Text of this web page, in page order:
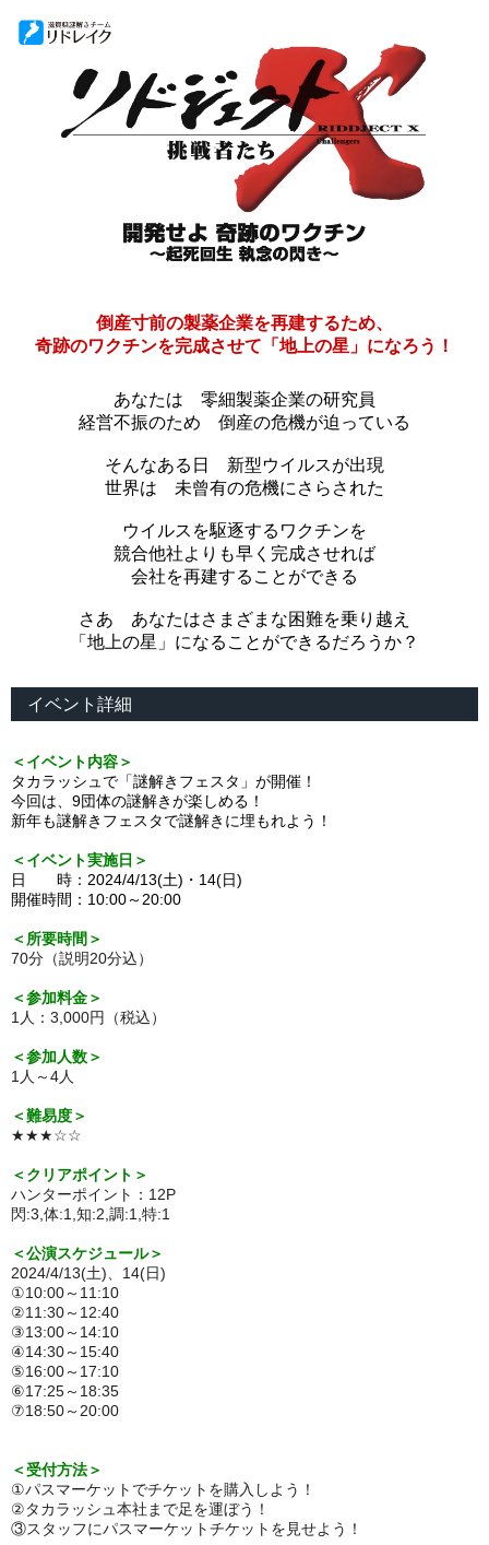
倒産寸前の製薬企業を再建するため、
奇跡のワクチンを完成させて「地上の星」になろう！
あなたは 零細製薬企業の研究員
経営不振のため 倒産の危機が迫っている
そんなある日 新型ウイルスが出現
世界は 未曾有の危機にさらされた
ウイルスを駆逐するワクチンを
競合他社よりも早く完成させれば
会社を再建することができる
さあ あなたはさまざまな困難を乗り越え
「地上の星」になることができるだろうか？
イベント詳細
＜イベント内容＞
タカラッシュで「謎解きフェスタ」が開催！
今回は、9団体の謎解きが楽しめる！
新年も謎解きフェスタで謎解きに埋もれよう！
＜イベント実施日＞
日 時：2024/4/13(土)・14(日)
開催時間：10:00～20:00
＜所要時間＞
70分（説明20分込）
＜参加料金＞
1人：3,000円（税込）
＜参加人数＞
1人～4人
＜難易度＞
★★★☆☆
＜クリアポイント＞
ハンターポイント：12P
閃:3,体:1,知:2,調:1,特:1
＜公演スケジュール＞
2024/4/13(土)、14(日)
①10:00～11:10
②11:30～12:40
③13:00～14:10
④14:30～15:40
⑤16:00～17:10
⑥17:25～18:35
⑦18:50～20:00
＜受付方法＞
①パスマーケットでチケットを購入しよう！
②タカラッシュ本社まで足を運ぼう！
③スタッフにパスマーケットチケットを見せよう！